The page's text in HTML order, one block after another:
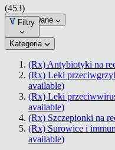
(453)
Dopasowane
Filtry
Kategoria
(Rx) Antybiotyki na
(Rx) Leki
available)
(Rx) Leki
available)
(Rx) Szczepionki na
(Rx) Surowice i
available)